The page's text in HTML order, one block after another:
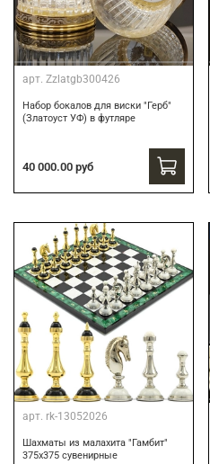
арт. Zzlatgb300426
Набор бокалов для виски "Герб"
(Златоуст УФ) в футляре
40 000.00 руб
арт. rk-13052026
Шахматы из малахита "Гамбит"
375х375 сувенирные